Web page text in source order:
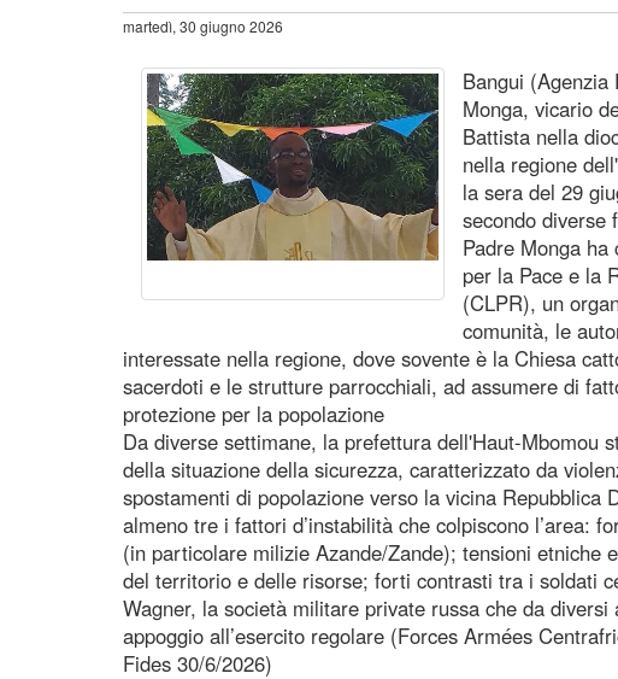
martedì, 30 giugno 2026
Bangui
Monga, vicario
Battista nella
nella regione
la sera del 29
secondo diverse
Padre Monga
per la Pace e la
(CLPR), un
comunità, le
interessate nella regione, dove sovente è la Chiesa
sacerdoti e le strutture parrocchiali, ad assumere di
protezione per la popolazione
Da diverse settimane, la prefettura dell'Haut-Mbomou
della situazione della sicurezza, caratterizzato da
spostamenti di popolazione verso la vicina Repubblica
almeno tre i fattori d’instabilità che colpiscono l’area:
(in particolare milizie Azande/Zande); tensioni etniche
del territorio e delle risorse; forti contrasti tra i soldati
Wagner, la società militare private russa che da
appoggio all’esercito regolare (Forces Armées
Fides 30/6/2026)